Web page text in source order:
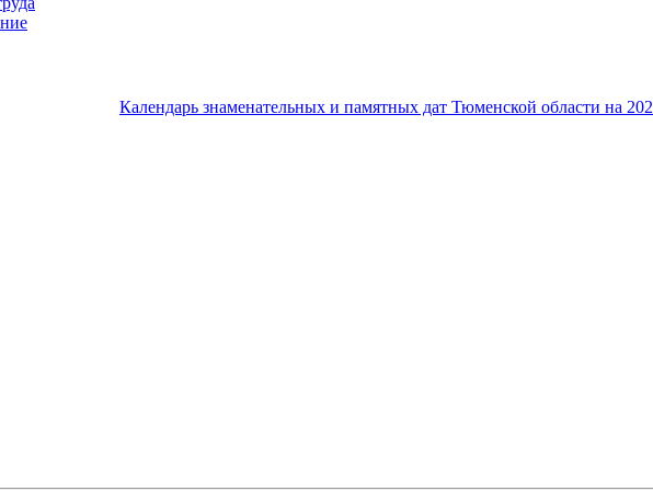
Календарь знаменательных и памятных дат Тюменской области на